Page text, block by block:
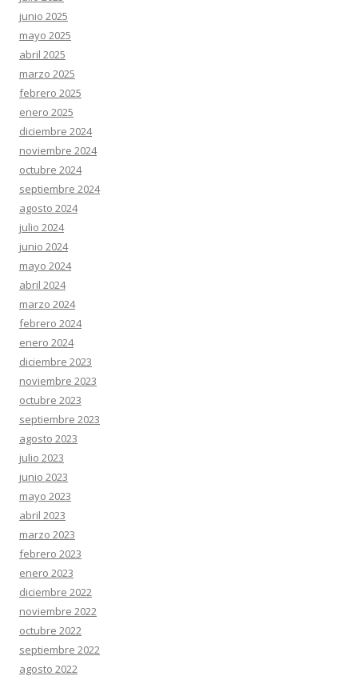
junio 2025
mayo 2025
abril 2025
marzo 2025
febrero 2025
enero 2025
diciembre 2024
noviembre 2024
octubre 2024
septiembre 2024
agosto 2024
julio 2024
junio 2024
mayo 2024
abril 2024
marzo 2024
febrero 2024
enero 2024
diciembre 2023
noviembre 2023
octubre 2023
septiembre 2023
agosto 2023
julio 2023
junio 2023
mayo 2023
abril 2023
marzo 2023
febrero 2023
enero 2023
diciembre 2022
noviembre 2022
octubre 2022
septiembre 2022
agosto 2022